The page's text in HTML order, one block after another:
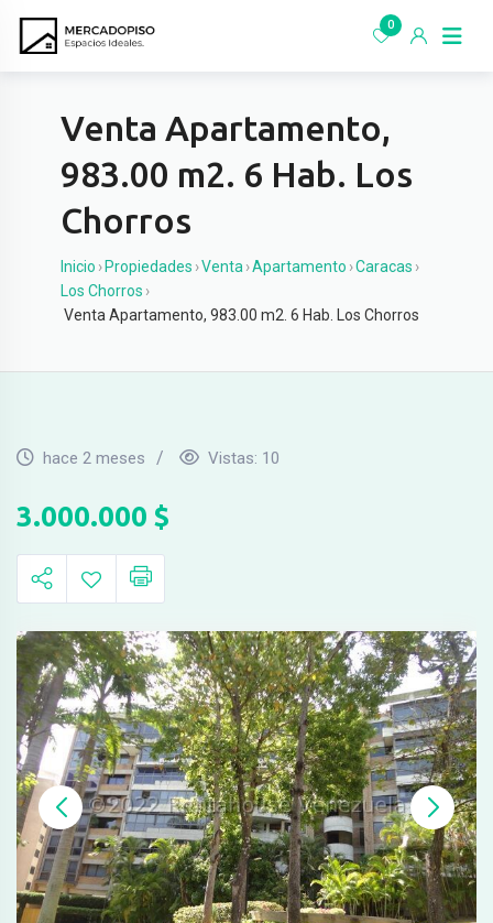
0
Venta Apartamento,
983.00 m2. 6 Hab. Los
Chorros
Inicio › Propiedades ›Venta ›Apartamento ›Caracas ›
Los Chorros ›
Venta Apartamento, 983.00 m2. 6 Hab. Los Chorros
hace 2 meses Vistas: 10
3.000.000 $